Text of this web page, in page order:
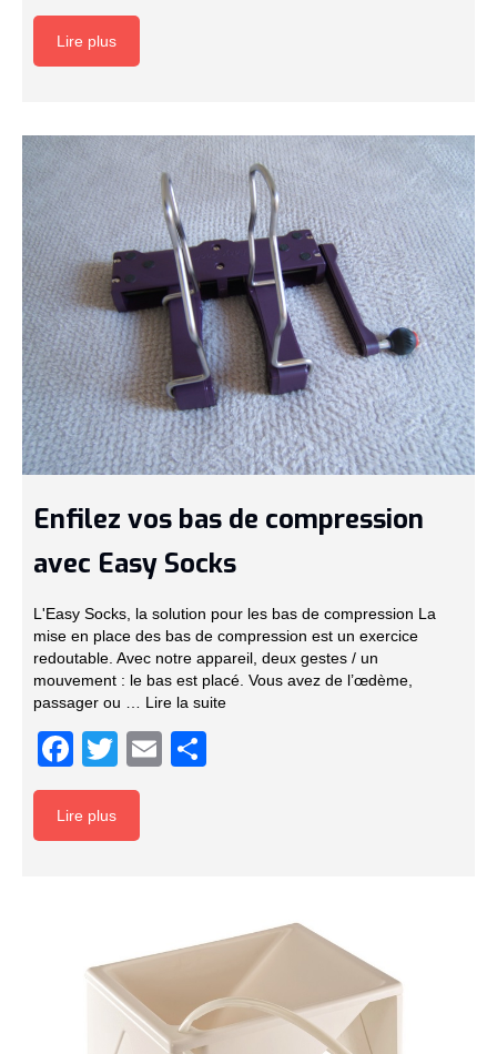
Lire plus
Enfilez vos bas de compression
avec Easy Socks
L'Easy Socks, la solution pour les bas de compression La
mise en place des bas de compression est un exercice
redoutable. Avec notre appareil, deux gestes / un
mouvement : le bas est placé. Vous avez de l’œdème,
passager ou … Lire la suite­­
Facebook
TwitterEmail
Lire plus